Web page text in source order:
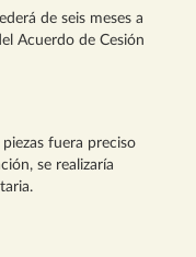
de seis meses a
Acuerdo de Cesión
fuera preciso
se realizaría